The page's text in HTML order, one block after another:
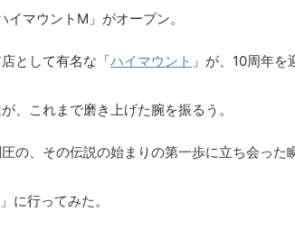
マウントM」がオープン。
として有名な「ハイマウント 」が、10周年
、これまで磨き上げた腕を振るう。
の、その伝説の始まりの第一歩に立ち会った
に行ってみた。